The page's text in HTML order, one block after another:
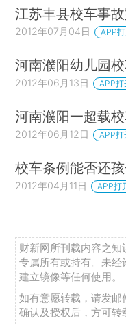
江苏丰县校车事
2012年07月04日 APP
河南濮阳幼儿园
2012年06月13日 APP打
河南濮阳一超载
2012年06月12日 APP打
校车条例能否还
2012年04月11日 APP打
财新网所刊载内容之知
专属所有或持有。未经
建立镜像等任何使用。
如有意愿转载，请发邮
确认及授权后，方可转